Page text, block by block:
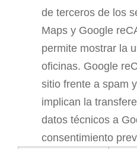
de terceros de los
Maps y Google
permite mostrar la
oficinas. Google
sitio frente a spam
implican la
datos técnicos a
consentimiento